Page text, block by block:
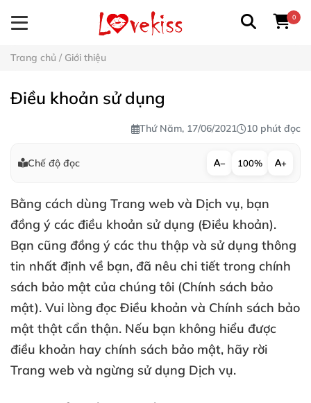
0
Trang chủ / Giới thiệu
Điều khoản sử dụng
Thứ Năm, 17/06/2021 10 phút đọc
Chế độ đọc − 100% +
Bằng cách dùng Trang web và Dịch vụ, bạn
đồng ý các điều khoản sử dụng (Điều khoản).
Bạn cũng đồng ý các thu thập và sử dụng thông
tin nhất định về bạn, đã nêu chi tiết trong chính
sách bảo mật của chúng tôi (Chính sách bảo
mật). Vui lòng đọc Điều khoản và Chính sách bảo
mật thật cẩn thận. Nếu bạn không hiểu được
điều khoản hay chính sách bảo mật, hãy rời
Trang web và ngừng sử dụng Dịch vụ.